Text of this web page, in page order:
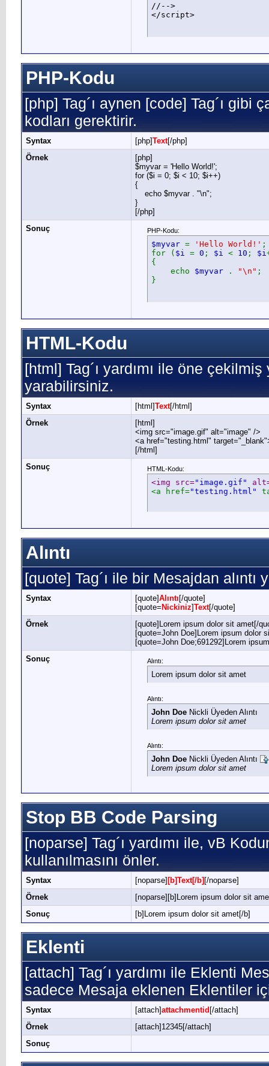
//-->
</script>
PHP-Kodu
[php] Tag´ı aynen [code] Tag´ı gibi
kodları gerektirir.
Syntax [php]Text[/php]
Örnek
[php]
$myvar = 'Hello World!';
for ($i = 0; $i < 10; $i++)
{
echo $myvar . "\n";
}
[/php]
Sonuç
PHP-Kodu:
$myvar = 'Hello World!' ;
for ( $i = 0 ; $i < 10 ; $i
{
echo $myvar . "\n" ;
}
HTML-Kodu
[html] Tag´ı yardımı ile öne
yarabilirsiniz.
Syntax [html]Text[/html]
Örnek
[html]
<img src="image.gif" alt="image" />
<a href="testing.html"
[/html]
Sonuç
HTML-Kodu:
<img src="image.gif"
<a href="testing.html"
Alıntı
[quote] Tag´ı ile bir Mesajdan alıntı
Syntax [quote]Alıntı [/quote]
[quote= Nickiniz]Text[/quote]
Örnek
[quote]Lorem ipsum dolor sit amet[/
[quote=John Doe]Lorem ipsum dolor
[quote=John Doe;691292]Lorem
Sonuç
Alıntı:
Lorem ipsum dolor sit amet
Alıntı:
John Doe Nickli Üyeden Alıntı
Lorem ipsum dolor sit amet
Alıntı:
John Doe Nickli Üyeden Alıntı
Lorem ipsum dolor sit amet
Stop BB Code Parsing
[noparse] Tag´ı yardımı ile, vB
kullanılmasını önler.
Syntax [noparse] [b]Text[/b] [/noparse]
Örnek
[noparse][b]Lorem ipsum dolor sit
Sonuç
[b]Lorem ipsum dolor sit amet[/b]
Eklenti
[attach] Tag´ı yardımı ile Eklenti
sadece Mesaja eklenen Eklentiler
Syntax [attach]attachmentid [/attach]
Örnek
[attach]12345[/attach]
Sonuç